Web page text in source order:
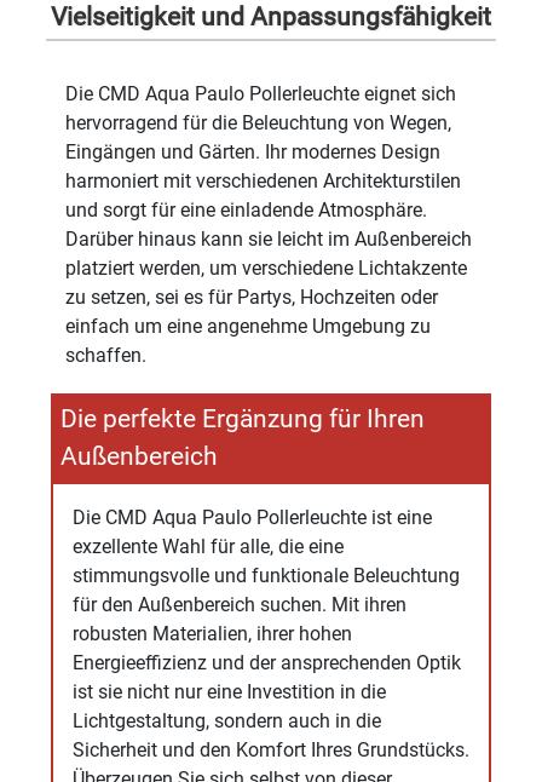
Vielseitigkeit und Anpassungsfähigkeit
Die CMD Aqua Paulo Pollerleuchte eignet sich
hervorragend für die Beleuchtung von Wegen,
Eingängen und Gärten. Ihr modernes Design
harmoniert mit verschiedenen Architekturstilen
und sorgt für eine einladende Atmosphäre.
Darüber hinaus kann sie leicht im Außenbereich
platziert werden, um verschiedene Lichtakzente
zu setzen, sei es für Partys, Hochzeiten oder
einfach um eine angenehme Umgebung zu
schaffen.
Die perfekte Ergänzung für Ihren
Außenbereich
Die CMD Aqua Paulo Pollerleuchte ist eine
exzellente Wahl für alle, die eine
stimmungsvolle und funktionale Beleuchtung
für den Außenbereich suchen. Mit ihren
robusten Materialien, ihrer hohen
Energieeffizienz und der ansprechenden Optik
ist sie nicht nur eine Investition in die
Lichtgestaltung, sondern auch in die
Sicherheit und den Komfort Ihres Grundstücks.